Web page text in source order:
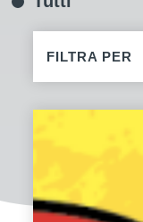
FILTRA PER